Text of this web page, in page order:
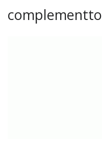
complementto